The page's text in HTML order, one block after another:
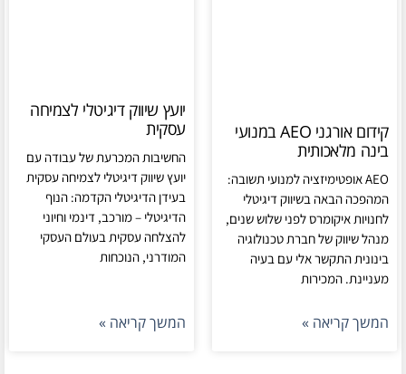
קידום אורגני AEO במנועי
בינה מלאכותית
AEO אופטימיזציה למנועי תשובה:
המהפכה הבאה בשיווק דיגיטלי
לחנויות איקומרס לפני שלוש שנים,
מנהל שיווק של חברת טכנולוגיה
בינונית התקשר אלי עם בעיה
מעניינת. המכירות
המשך קריאה »
יועץ שיווק דיגיטלי לצמיחה
עסקית
החשיבות המכרעת של עבודה עם
יועץ שיווק דיגיטלי לצמיחה עסקית
בעידן הדיגיטלי הקדמה: הנוף
הדיגיטלי – מורכב, דינמי וחיוני
להצלחה עסקית בעולם העסקי
המודרני, הנוכחות
המשך קריאה »